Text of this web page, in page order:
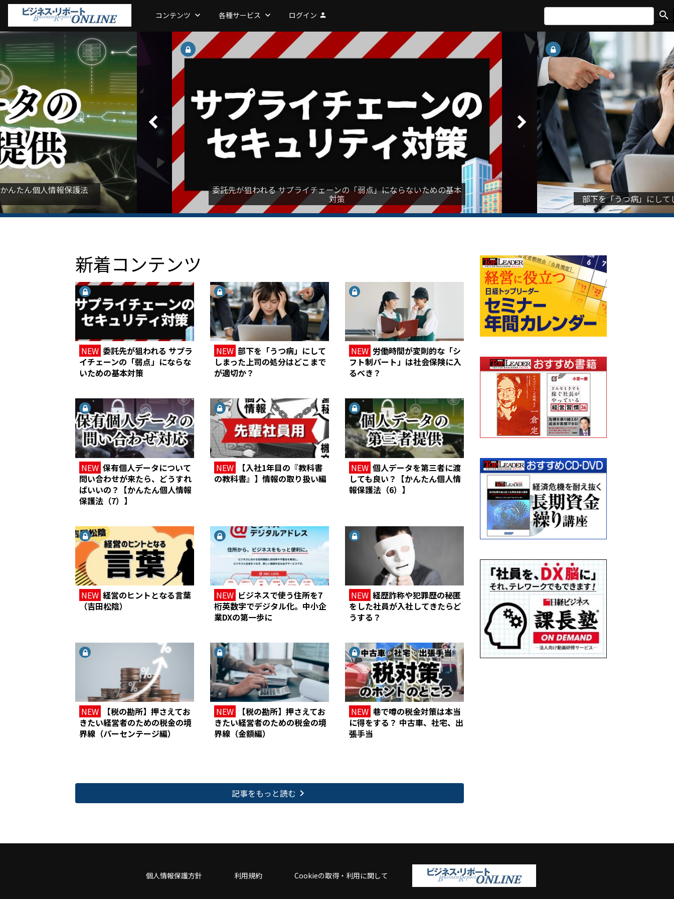
コンテンツ keyboard_arrow_down 各種サービス keyboard_arrow_down ログイン person search
keyboard_arrow_left keyboard_arrow_right
んたん個人情報保護法 委託先が狙われる サプライチェーンの「弱点」にならないための基本
対策 部下を「うつ病」にし
新着コンテンツ
NEW 委託先が狙われる サプラ
イチェーンの「弱点」にならな
いための基本対策
NEW 部下を「うつ病」にして
しまった上司の処分はどこまで
が適切か？
NEW 労働時間が変則的な「シ
フト制パート」は社会保険に入
るべき？
NEW 保有個人データについて
問い合わせが来たら、どうすれ
ばいいの？【かんたん個人情報
保護法（7）】
NEW
【入社1年目の『教科書
の教科書』】情報の取り扱い編
NEW 個人データを第三者に渡
しても良い？【かんたん個人情
報保護法（6）】
NEW 経営のヒントとなる言葉
（吉田松陰）
NEW ビジネスで使う住所を7
桁英数字でデジタル化。中小企
業DXの第一歩に
NEW 経歴詐称や犯罪歴の秘匿
をした社員が入社してきたらど
うする？
NEW
【税の勘所】押さえてお
きたい経営者のための税金の境
界線（パーセンテージ編）
NEW
【税の勘所】押さえてお
きたい経営者のための税金の境
界線（金額編）
NEW 巷で噂の税金対策は本当
に得をする？ 中古車、社宅、出
張手当
記事をもっと読む keyboard_arrow_right
個人情報保護方針 利用規約 Cookieの取得・利用に関して